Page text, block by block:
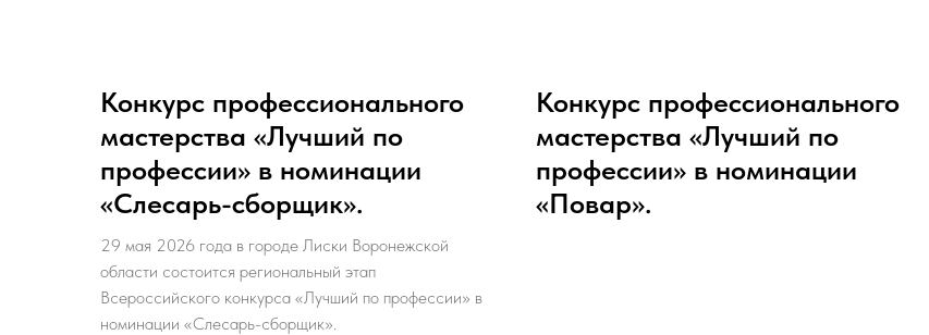
Конкурс профессионального
мастерства «Лучший по
профессии» в номинации
«Слесарь-сборщик».
29 мая 2026 года в городе Лиски Воронежской
области состоится региональный этап
Всероссийского конкурса «Лучший по профессии» в
номинации «Слесарь-сборщик».
Конкурс профессионального
мастерства «Лучший по
профессии» в номинации
«Повар».